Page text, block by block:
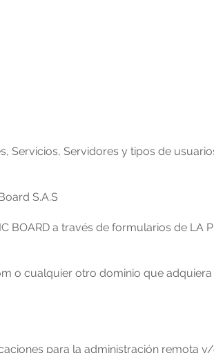
Servicios, Servidores y tipos de
S.A.S
BOARD a través de formularios de LA
o cualquier otro dominio que adquiera
para la administración remota